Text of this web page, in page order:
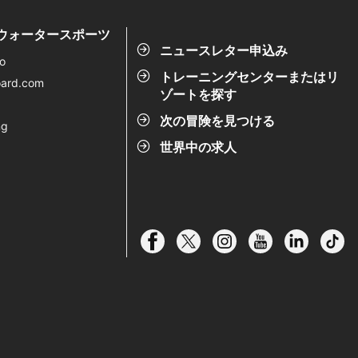
ニュースレター申込み
トレーニングセンターまたはリ
ゾートを探す
次の冒険を見つける
世界中の求人
ォータースポーツ